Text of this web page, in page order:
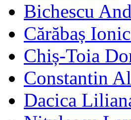
Bichescu
Cărăbaș
Chiș-Toia
Constantin
Dacica